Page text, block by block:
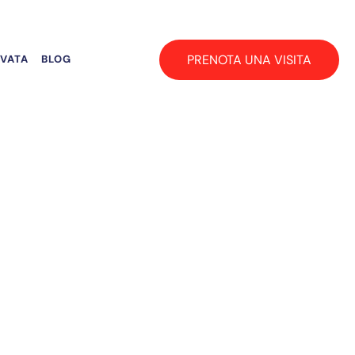
BLOG PRENOTA UNA VISITA